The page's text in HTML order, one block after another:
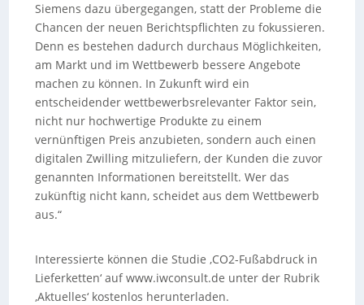
Siemens dazu übergegangen, statt der Probleme die
Chancen der neuen Berichtspflichten zu fokussieren.
Denn es bestehen dadurch durchaus Möglichkeiten,
am Markt und im Wettbewerb bessere Angebote
machen zu können. In Zukunft wird ein
entscheidender wettbewerbsrelevanter Faktor sein,
nicht nur hochwertige Produkte zu einem
vernünftigen Preis anzubieten, sondern auch einen
digitalen Zwilling mitzuliefern, der Kunden die zuvor
genannten Informationen bereitstellt. Wer das
zukünftig nicht kann, scheidet aus dem Wettbewerb
aus.“
Interessierte können die Studie ‚CO2-Fußabdruck in
Lieferketten‘ auf www.iwconsult.de unter der Rubrik
‚Aktuelles‘ kostenlos herunterladen.